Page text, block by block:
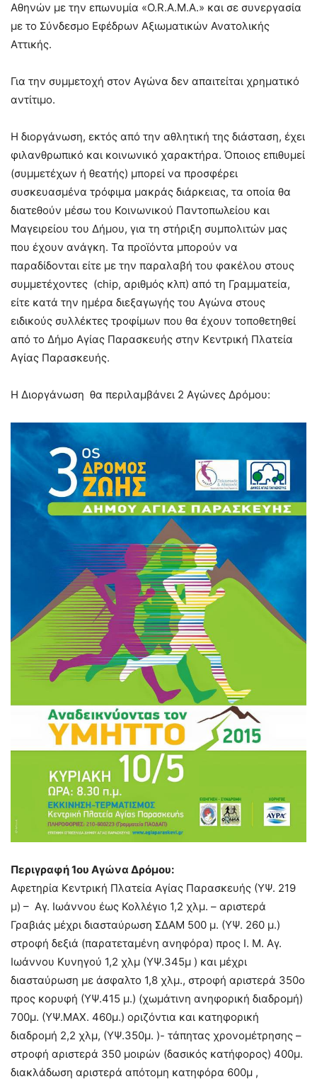
Αθηνών με την επωνυμία «O.R.A.M.A.» και σε συνεργασία
με το Σύνδεσμο Εφέδρων Αξιωματικών Ανατολικής
Αττικής.
Για την συμμετοχή στον Αγώνα δεν απαιτείται χρηματικό
αντίτιμο.
Η διοργάνωση, εκτός από την αθλητική της διάσταση, έχει
φιλανθρωπικό και κοινωνικό χαρακτήρα. Όποιος επιθυμεί
(συμμετέχων ή θεατής) μπορεί να προσφέρει
συσκευασμένα τρόφιμα μακράς διάρκειας, τα οποία θα
διατεθούν μέσω του Κοινωνικού Παντοπωλείου και
Μαγειρείου του Δήμου, για τη στήριξη συμπολιτών μας
που έχουν ανάγκη. Τα προϊόντα μπορούν να
παραδίδονται είτε με την παραλαβή του φακέλου στους
συμμετέχοντες (chip, αριθμός κλπ) από τη Γραμματεία,
είτε κατά την ημέρα διεξαγωγής του Αγώνα στους
ειδικούς συλλέκτες τροφίμων που θα έχουν τοποθετηθεί
από το Δήμο Αγίας Παρασκευής στην Κεντρική Πλατεία
Αγίας Παρασκευής.
Η Διοργάνωση θα περιλαμβάνει 2 Αγώνες Δρόμου:
Περιγραφή 1ου Αγώνα Δρόμου:
Αφετηρία Κεντρική Πλατεία Αγίας Παρασκευής (ΥΨ. 219
μ) – Αγ. Ιωάννου έως Κολλέγιο 1,2 χλμ. – αριστερά
Γραβιάς μέχρι διασταύρωση ΣΔΑΜ 500 μ. (ΥΨ. 260 μ.)
στροφή δεξιά (παρατεταμένη ανηφόρα) προς Ι. Μ. Αγ.
Ιωάννου Κυνηγού 1,2 χλμ (ΥΨ.345μ ) και μέχρι
διασταύρωση με άσφαλτο 1,8 χλμ., στροφή αριστερά 350ο
προς κορυφή (ΥΨ.415 μ.) (χωμάτινη ανηφορική διαδρομή)
700μ. (ΥΨ.ΜΑΧ. 460μ.) οριζόντια και κατηφορική
διαδρομή 2,2 χλμ, (ΥΨ.350μ. )- τάπητας χρονομέτρησης –
στροφή αριστερά 350 μοιρών (δασικός κατήφορος) 400μ.
διακλάδωση αριστερά απότομη κατηφόρα 600μ ,